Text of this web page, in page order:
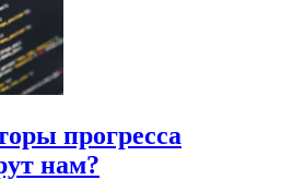
прогресса
нам?